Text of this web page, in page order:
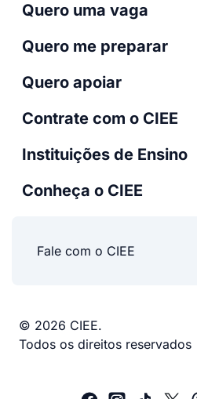
Quero uma vaga
Quero me preparar
Quero apoiar
Contrate com o CIEE
Instituições de Ensino
Conheça o CIEE
Fale com o CIEE
© 2026 CIEE.
Todos os direitos reservados